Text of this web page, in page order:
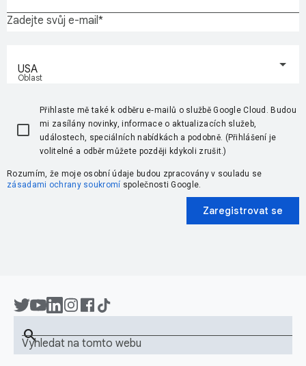
Zadejte svůj e-mail
Oblast
USA
Přihlaste mě také k odběru e‑mailů o službě Google Cloud. Budou
mi zasílány novinky, informace o aktualizacích služeb,
událostech, speciálních nabídkách a podobně. (Přihlášení je
volitelné a odběr můžete později kdykoli zrušit.)
Rozumím, že moje osobní údaje budou zpracovány v souladu se
zásadami ochrany soukromí společnosti Google.
Zaregistrovat se
Vyhledat na tomto webu
search